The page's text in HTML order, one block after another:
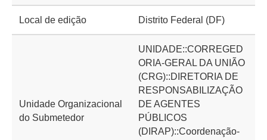
Local de edição Distrito Federal (DF)
Unidade Organizacional
do Submetedor
UNIDADE::CORREGED
ORIA-GERAL DA UNIÃO
(CRG)::DIRETORIA DE
RESPONSABILIZAÇÃO
DE AGENTES
PÚBLICOS
(DIRAP)::Coordenação-